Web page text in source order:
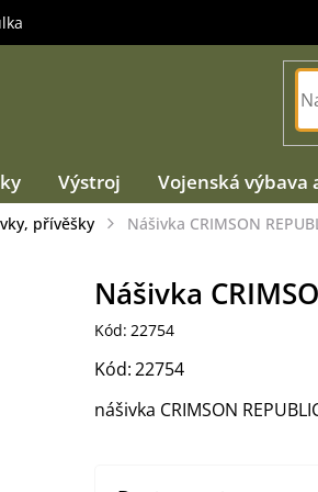
Výstroj Vojenská výbava
přívěšky Nášivka CRIMSON
nášivka CRIMSON
Nášivka
Kód: 22754
Kód:22754